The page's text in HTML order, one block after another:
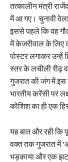
तत्कालीन मंत्री
में आ गए। चुनावी
इससे पहले कि वह
में केजरीवाल के लिए
पोस्टर लगाकर उन्हें
स्तर के लचीली रीढ़
गुजरात की जंग में
भारतीय करेंसी पर
कोशिश का ही एक
यह बात और रही कि
वक्त तक गुजरात में
भड़काया और एक